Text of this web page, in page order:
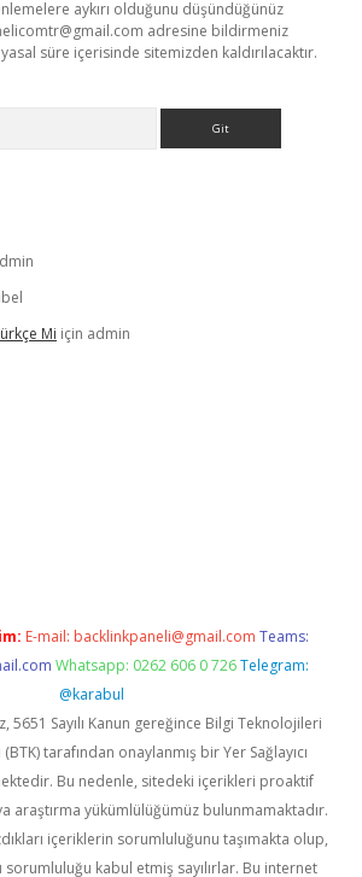
aykırı olduğunu düşündüğünüz
adresine bildirmeniz
süre içerisinde sitemizden kaldırılacaktır.
Mi için admin
E-mail: backlinkpaneli@gmail.com Teams:
Whatsapp: 0262 606 0 726 Telegram:
@karabul
5651 Sayılı Kanun gereğince Bilgi Teknolojileri
tarafından onaylanmış bir Yer Sağlayıcı
Bu nedenle, sitedeki içerikleri proaktif
araştırma yükümlülüğümüz bulunmamaktadır.
içeriklerin sorumluluğunu taşımakta olup,
kabul etmiş sayılırlar. Bu internet